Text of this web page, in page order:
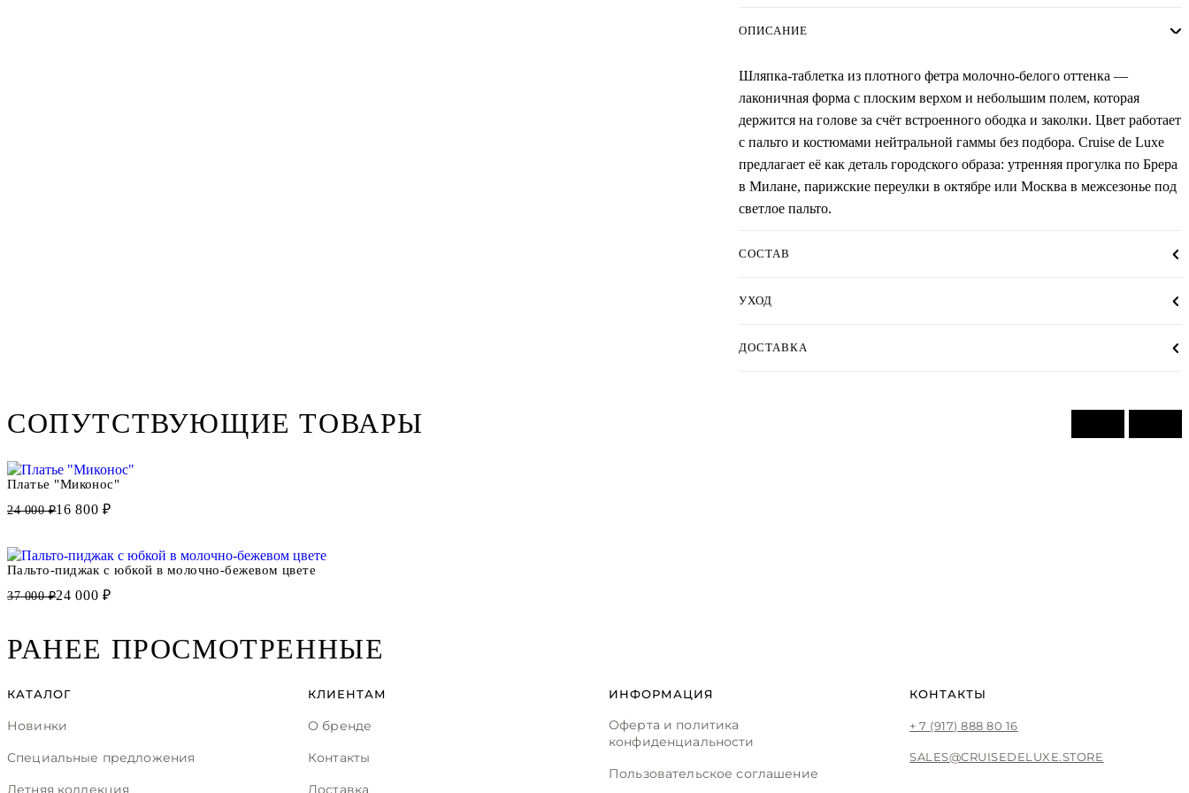
ОПИСАНИЕ
Шляпка-таблетка из плотного фетра молочно-белого оттенка —
лаконичная форма с плоским верхом и небольшим полем, которая
держится на голове за счёт встроенного ободка и заколки. Цвет работает
с пальто и костюмами нейтральной гаммы без подбора. Cruise de Luxe
предлагает её как деталь городского образа: утренняя прогулка по Брера
в Милане, парижские переулки в октябре или Москва в межсезонье под
светлое пальто.
СОСТАВ
УХОД
ДОСТАВКА
СОПУТСТВУЮЩИЕ ТОВАРЫ
Платье "Миконос"
24 000 ₽16 800 ₽
Пальто-пиджак с юбкой в молочно-бежевом цвете
37 000 ₽24 000 ₽
РАНЕЕ ПРОСМОТРЕННЫЕ
КАТАЛОГ
Новинки
Специальные предложения
Летняя коллекция
КЛИЕНТАМ
О бренде
Контакты
Доставка
ИНФОРМАЦИЯ
Оферта и политика
конфиденциальности
Пользовательское соглашение
КОНТАКТЫ
+ 7 (917) 888 80 16
SALES@CRUISEDELUXE.STORE